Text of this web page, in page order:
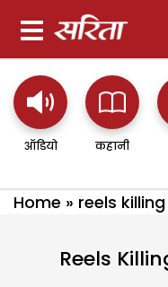
ऑडियो कहानी
Home » reels
Reels